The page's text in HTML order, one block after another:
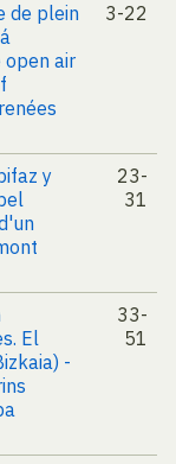
de plein
open air
3-22
y
23-
31
El
-
33-
51